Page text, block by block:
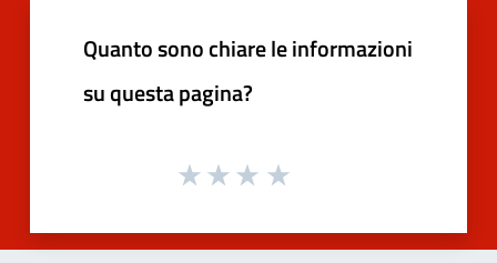
Quanto sono chiare le informazioni
su questa pagina?